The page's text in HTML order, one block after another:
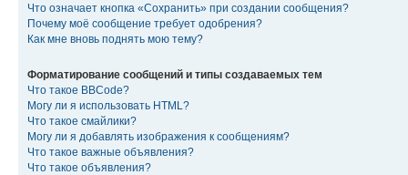
Что означает кнопка «Сохранить» при создании сообщения?
Почему моё сообщение требует одобрения?
Как мне вновь поднять мою тему?
Форматирование сообщений и типы создаваемых тем
Что такое BBCode?
Могу ли я использовать HTML?
Что такое смайлики?
Могу ли я добавлять изображения к сообщениям?
Что такое важные объявления?
Что такое объявления?